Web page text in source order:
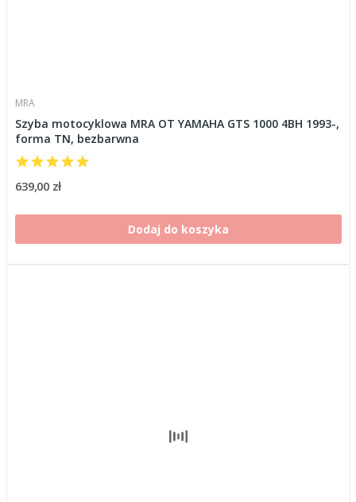
MRA
Szyba motocyklowa MRA OT YAMAHA GTS 1000 4BH 1993-,
forma TN, bezbarwna
639,00 zł
Dodaj do koszyka